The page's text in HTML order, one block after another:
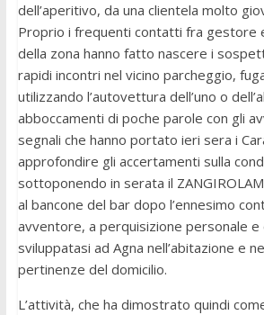
dell’aperitivo, da una clientela molto
Proprio i frequenti contatti fra gestore
della zona hanno fatto nascere i
rapidi incontri nel vicino parcheggio,
utilizzando l’autovettura dell’uno o
abboccamenti di poche parole con gli
segnali che hanno portato ieri sera i
approfondire gli accertamenti sulla
sottoponendo in serata il
al bancone del bar dopo l’ennesimo
avventore, a perquisizione personale e
sviluppatasi ad Agna nell’abitazione e
pertinenze del domicilio.
L’attività, che ha dimostrato quindi